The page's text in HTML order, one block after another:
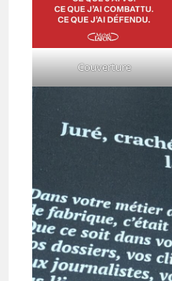
Couverture